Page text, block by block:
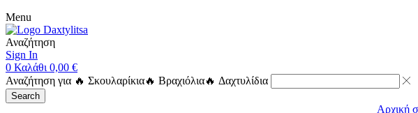
Menu
Αναζήτηση
Sign In
0 Καλάθι 0,00 €
Αναζήτηση για 🔥 Σκουλαρίκια🔥 Βραχιόλια🔥 Δαχτυλίδια
Search
Αρχική